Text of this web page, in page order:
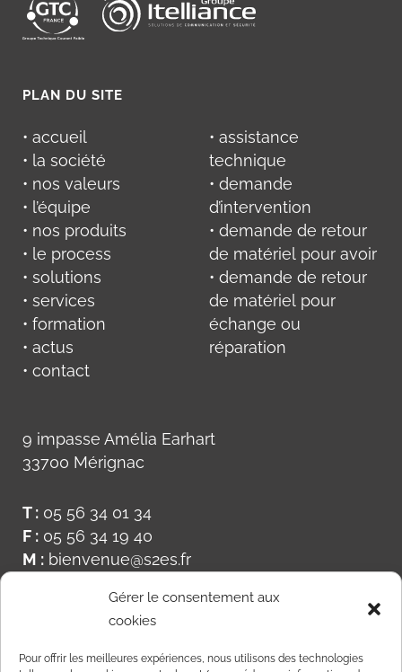
Gérer le consentement aux
cookies
Pour offrir les meilleures expériences, nous utilisons des technologies
PLAN DU SITE
• accueil
• la société
• nos valeurs
• l’équipe
• nos produits
• le process
• solutions
• services
• formation
• actus
• contact
• assistance
technique
• demande
d’intervention
• demande de retour
de matériel pour avoir
• demande de retour
de matériel pour
échange ou
réparation
9 impasse Amélia Earhart
33700 Mérignac
T : 05 56 34 01 34
F : 05 56 34 19 40
M : bienvenue@s2es.fr